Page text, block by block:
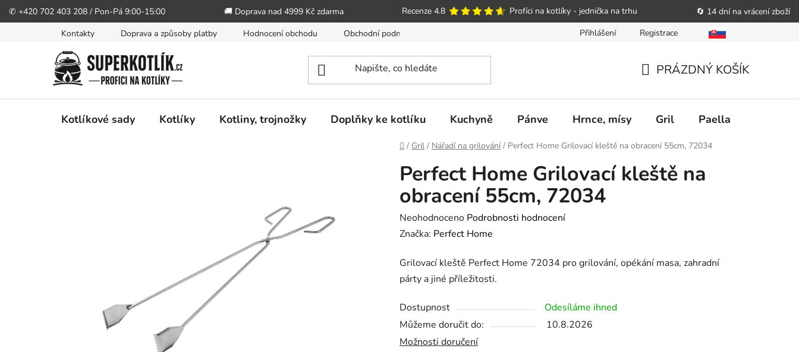
✆ +420 702 403 208 / Pon-Pá 9:00-15:00 🚚 Doprava nad 4999 Kč zdarma Recenze 4.8 Profíci na kotlíky - jednička na trhu 🔄 14 dní na vrácení zboží
Kontakty Doprava a způsoby platby Hodnocení obchodu Obchodní podmínky Poučení o právu spotřebitele podat obchodníkovi žádost o nápravu Reklamační řád
Přihlášení Registrace
KOŠÍK
PRÁZDNÝ KOŠÍK
Kotlíkové sady Kotlíky Kotliny, trojnožky Doplňky ke kotlíku Kuchyně Pánve Hrnce, mísy Gril Paella
Domů
/ Gril / Nářadí na grilování / Perfect Home Grilovací kleště na obracení 55cm, 72034
Perfect Home Grilovací kleště na
obracení 55cm, 72034
Průměrné
hodnocení
je
0,0
5
hvězdiček.
Neohodnoceno Podrobnosti hodnocení
Značka: Perfect Home
Grilovací kleště Perfect Home 72034 pro grilování, opékání masa, zahradní
párty a jiné příležitosti.
Dostupnost
Odesíláme ihned
Můžeme doručit do:
10.8.2026
Možnosti doručení